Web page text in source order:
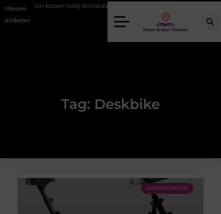
Nieuwe
artikelen
Occasion kopen nabij Rotterdam zonder financiële verrassingen
Tag: Deskbike
AANBIEDINGEN